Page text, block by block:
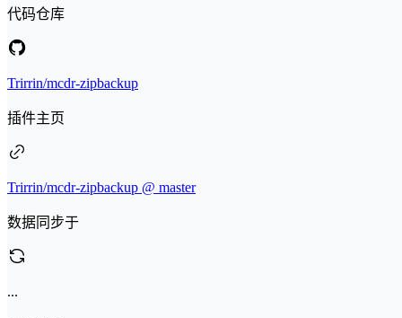
代码仓库
Trirrin/mcdr-zipbackup
插件主页
Trirrin/mcdr-zipbackup @ master
数据同步于
...